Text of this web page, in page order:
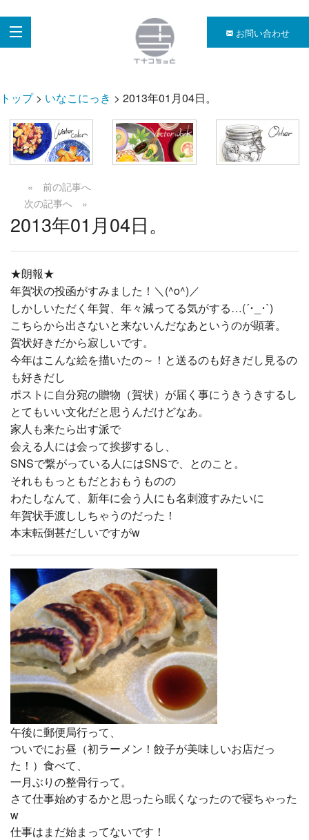
お問い合わせ
トップ> いなこにっき > 2013年01月04日。
« 前の記事へ
次の記事へ »
2013年01月04日。
★朗報★
年賀状の投函がすみました！＼(^o^)／
しかしいただく年賀、年々減ってる気がする…(´･_･`)
こちらから出さないと来ないんだなあというのが顕著。
賀状好きだから寂しいです。
今年はこんな絵を描いたの～！と送るのも好きだし見るの
も好きだし
ポストに自分宛の贈物（賀状）が届く事にうきうきするし
とてもいい文化だと思うんだけどなあ。
家人も来たら出す派で
会える人には会って挨拶するし、
SNSで繋がっている人にはSNSで、とのこと。
それももっともだとおもうものの
わたしなんて、新年に会う人にも名刺渡すみたいに
年賀状手渡ししちゃうのだった！
本末転倒甚だしいですがw
午後に郵便局行って、
ついでにお昼（初ラーメン！餃子が美味しいお店だっ
た！）食べて、
一月ぶりの整骨行って。
さて仕事始めするかと思ったら眠くなったので寝ちゃった
w
仕事はまだ始まってないです！